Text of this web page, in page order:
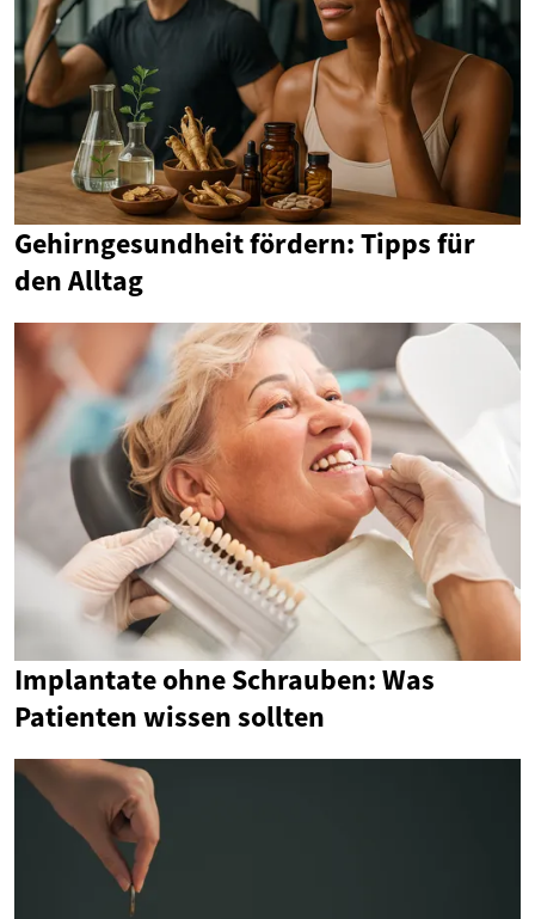
Gehirngesundheit fördern: Tipps für
den Alltag
Implantate ohne Schrauben: Was
Patienten wissen sollten